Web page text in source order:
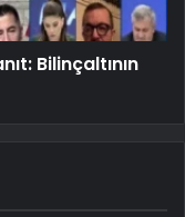
Bilinçaltının